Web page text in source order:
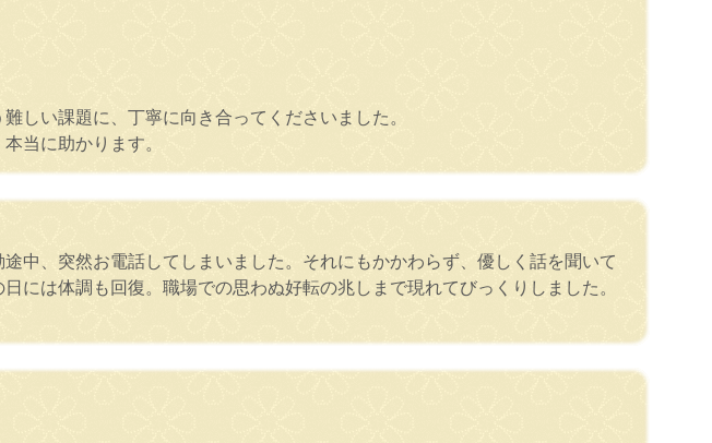
しい課題に、丁寧に向き合ってくださいました。
当に助かります。
中、突然お電話してしまいました。それにもかかわらず、優しく話を聞いて
には体調も回復。職場での思わぬ好転の兆しまで現れてびっくりしました。